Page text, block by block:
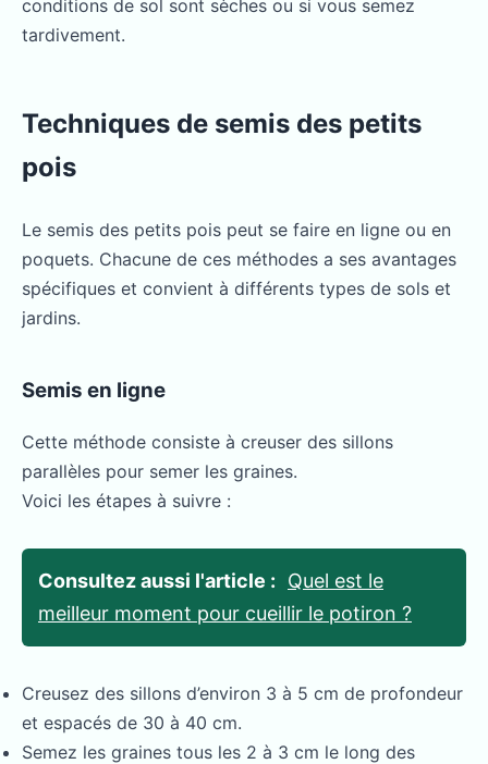
conditions de sol sont sèches ou si vous semez
tardivement.
Techniques de semis des petits
pois
Le semis des petits pois peut se faire en ligne ou en
poquets. Chacune de ces méthodes a ses avantages
spécifiques et convient à différents types de sols et
jardins.
Semis en ligne
Cette méthode consiste à creuser des sillons
parallèles pour semer les graines.
Voici les étapes à suivre :
Consultez aussi l'article :
Quel est le
meilleur moment pour cueillir le potiron ?
Creusez des sillons d’environ 3 à 5 cm de profondeur
et espacés de 30 à 40 cm.
Semez les graines tous les 2 à 3 cm le long des